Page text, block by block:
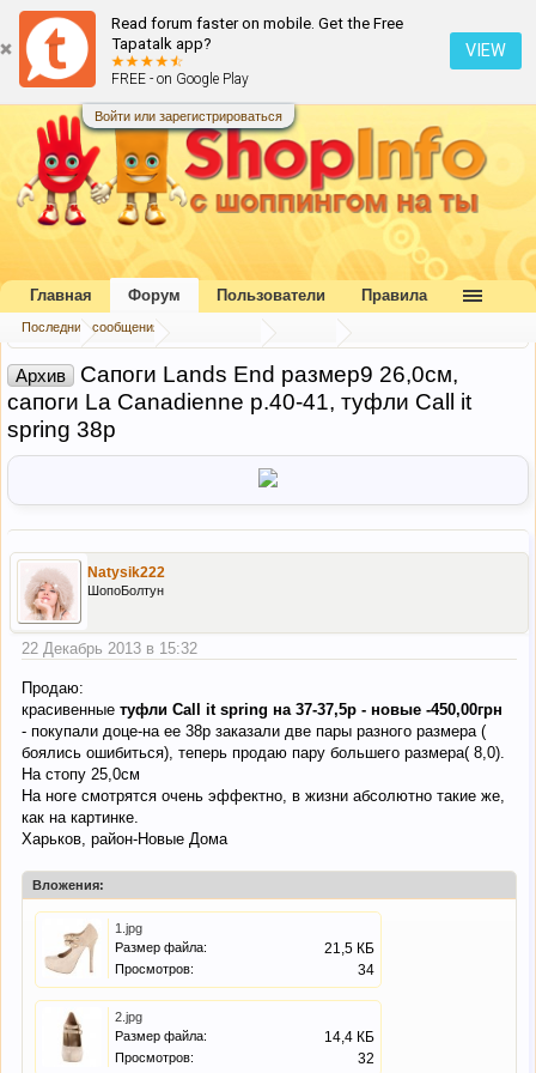
Read forum faster on mobile. Get the Free
Tapatalk app?
FREE - on Google Play
VIEW
Войти или зарегистрироваться
Главная Форум
Архив
Сапоги Lands End размер9 26,0см,
сапоги La Canadienne р.40-41, туфли Сall it
spring 38р
Natysik222
ШопоБолтун
22 Декабрь 2013 в 15:32
Продаю:
красивенные туфли Сall it spring на 37-37,5р - новые -450,00грн
- покупали доце-на ее 38р заказали две пары разного размера (
боялись ошибиться), теперь продаю пару большего размера( 8,0).
На стопу 25,0см
На ноге смотрятся очень эффектно, в жизни абсолютно такие же,
как на картинке.
Харьков, район-Новые Дома
Вложения:
1.jpg
Размер файла:
21,5 КБ
Просмотров: 34
2.jpg
Размер файла:
14,4 КБ
Просмотров: 32
Главная Форум
Последние сообщения
Пользователи Правила